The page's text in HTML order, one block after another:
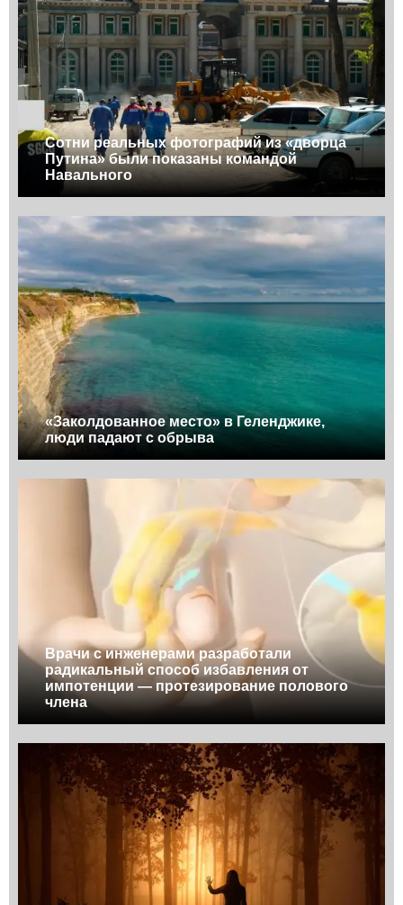
Сотни реальных фотографий из «дворца
Путина» были показаны командой
Навального
«Заколдованное место» в Геленджике,
люди падают с обрыва
Врачи с инженерами разработали
радикальный способ избавления от
импотенции — протезирование полового
члена